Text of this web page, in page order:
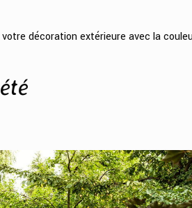
décoration extérieure avec la